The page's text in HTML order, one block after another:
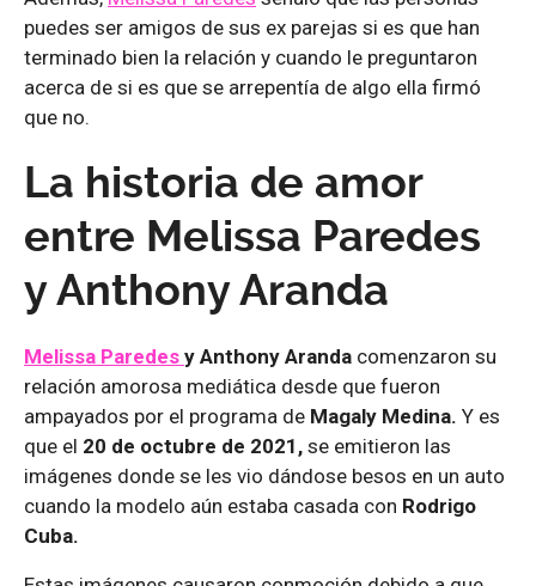
puedes ser amigos de sus ex parejas si es que han
terminado bien la relación y cuando le preguntaron
acerca de si es que se arrepentía de algo ella firmó
que no.
La historia de amor
entre Melissa Paredes
y Anthony Aranda
Melissa Paredes y Anthony Aranda comenzaron su
relación amorosa mediática desde que fueron
ampayados por el programa de Magaly Medina. Y es
que el 20 de octubre de 2021, se emitieron las
imágenes donde se les vio dándose besos en un auto
cuando la modelo aún estaba casada con Rodrigo
Cuba.